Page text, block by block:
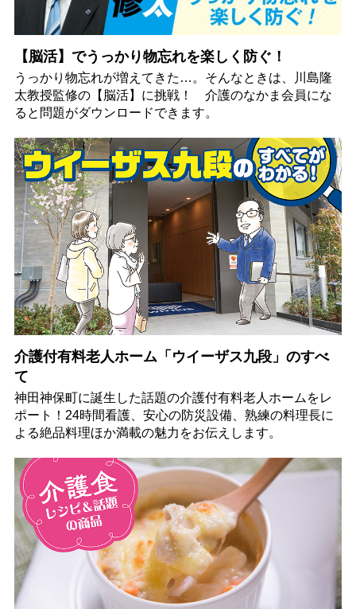
【脳活】でうっかり物忘れを楽しく防ぐ！
うっかり物忘れが増えてきた…。そんなときは、川島隆
太教授監修の【脳活】に挑戦！ 介護のなかま会員にな
ると問題がダウンロードできます。
介護付有料老人ホーム「ウイーザス九段」のすべ
て
神田神保町に誕生した話題の介護付有料老人ホームをレ
ポート！24時間看護、安心の防災設備、熟練の料理長に
よる絶品料理ほか満載の魅力をお伝えします。